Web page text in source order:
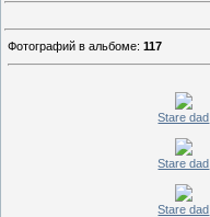
Фотографий в альбоме: 117
Stare dad
Stare dad
Stare dad